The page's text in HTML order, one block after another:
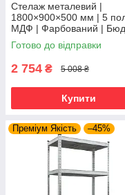
Стелаж металевий |
1800×900×500 мм | 5
МДФ | Фарбований |
КМ | 175 кг/полицю |
для гаража, складу та
Готово до відправки
2 754 ₴ 5 008 ₴
Купити
Преміум Якість –45%